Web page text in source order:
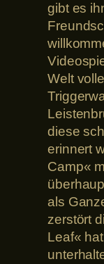
gibt es
Welt
diese
erinnert
Camp«
als
zerstört
Leaf«